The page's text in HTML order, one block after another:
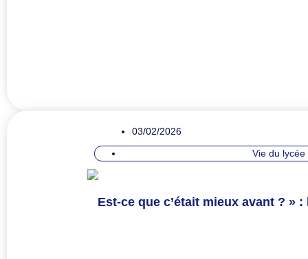
03/02/2026
Vie du lycée
Est-ce que c’était mieux avant ? »